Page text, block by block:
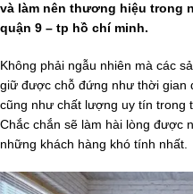
và làm nên thương hiệu trong
quận 9 – tp hồ chí minh.
Không phải ngẫu nhiên mà các
giữ được chỗ đứng như thời gian
cũng như chất lượng uy tín trong
Chắc chắn sẽ làm hài lòng được
những khách hàng khó tính nhất.